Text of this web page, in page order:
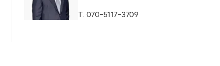
T. 070-5117-3709